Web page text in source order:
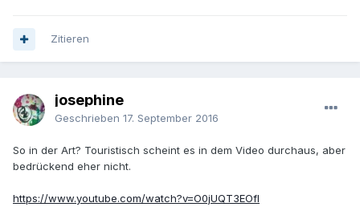
Zitieren
josephine
Geschrieben 17. September 2016
So in der Art? Touristisch scheint es in dem Video durchaus, aber
bedrückend eher nicht.
https://www.youtube.com/watch?v=O0jUQT3EOfI